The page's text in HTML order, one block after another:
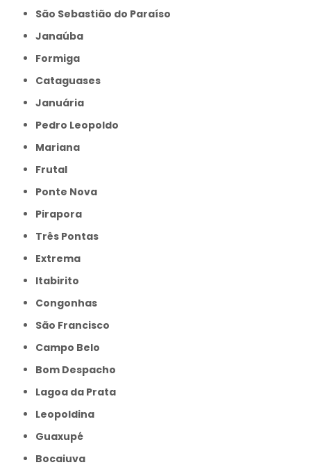
São Sebastião do Paraíso
Janaúba
Formiga
Cataguases
Januária
Pedro Leopoldo
Mariana
Frutal
Ponte Nova
Pirapora
Três Pontas
Extrema
Itabirito
Congonhas
São Francisco
Campo Belo
Bom Despacho
Lagoa da Prata
Leopoldina
Guaxupé
Bocaiuva